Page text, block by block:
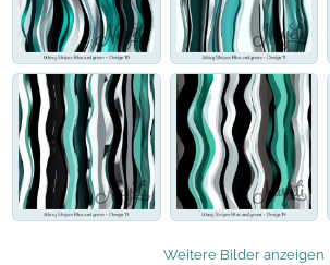
Weitere Bilder anzeigen